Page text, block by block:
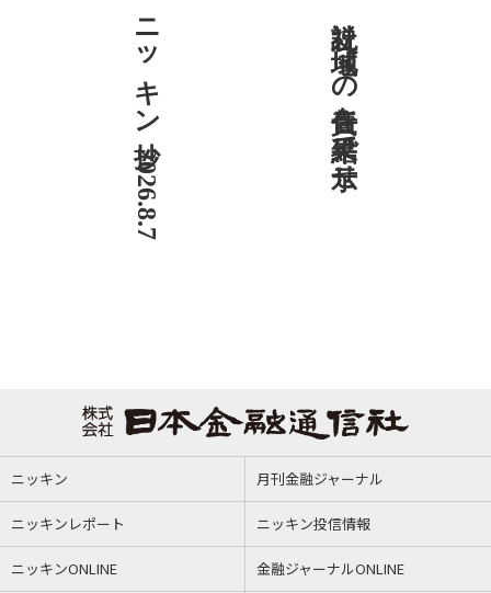
ニッキン抄 2026.8.7 社説 地域への責任を結果で示せ
ニッキン 月刊金融ジャーナル
ニッキンレポート ニッキン投信情報
ニッキンONLINE 金融ジャーナルONLINE